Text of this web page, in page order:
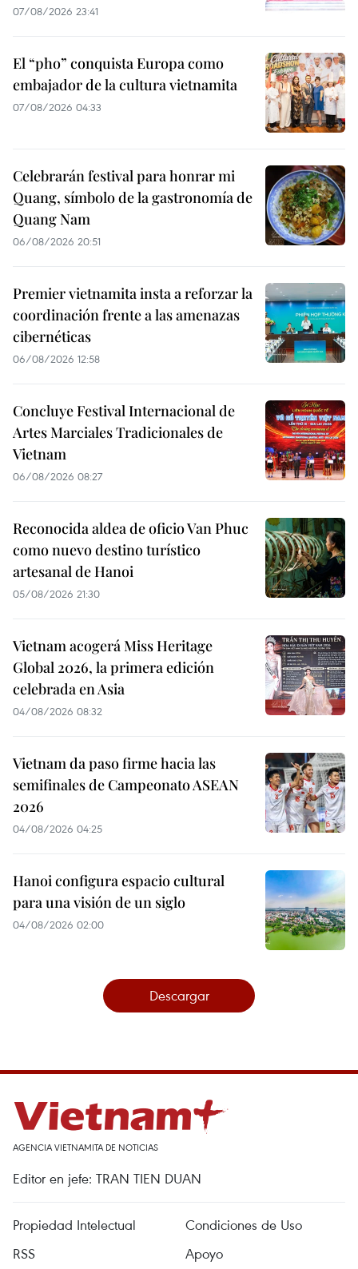
07/08/2026 23:41
El “pho” conquista Europa como
embajador de la cultura vietnamita
07/08/2026 04:33
Celebrarán festival para honrar mi
Quang, símbolo de la gastronomía de
Quang Nam
06/08/2026 20:51
Premier vietnamita insta a reforzar la
coordinación frente a las amenazas
cibernéticas
06/08/2026 12:58
Concluye Festival Internacional de
Artes Marciales Tradicionales de
Vietnam
06/08/2026 08:27
Reconocida aldea de oficio Van Phuc
como nuevo destino turístico
artesanal de Hanoi
05/08/2026 21:30
Vietnam acogerá Miss Heritage
Global 2026, la primera edición
celebrada en Asia
04/08/2026 08:32
Vietnam da paso firme hacia las
semifinales de Campeonato ASEAN
2026
04/08/2026 04:25
Hanoi configura espacio cultural
para una visión de un siglo
04/08/2026 02:00
Descargar
AGENCIA VIETNAMITA DE NOTICIAS
Editor en jefe: TRAN TIEN DUAN
Propiedad Intelectual
Condiciones de Uso
RSS
Apoyo